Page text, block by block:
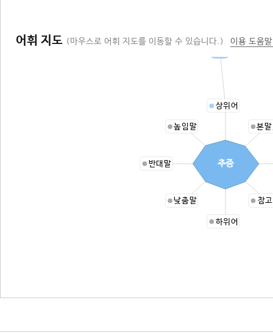
어휘 지도 (마우스로 어휘 지도를 이동할 수 있습니다.) 이용 도움
상위어
본
참
하위어
낮춤말
반대말
높임말
추증